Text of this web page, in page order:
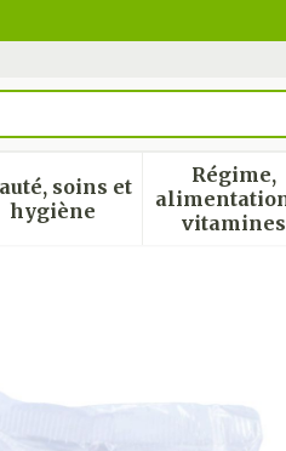
soins et
hygièneAfficher le sous-menu
Régime,
vitamines
El.coh.